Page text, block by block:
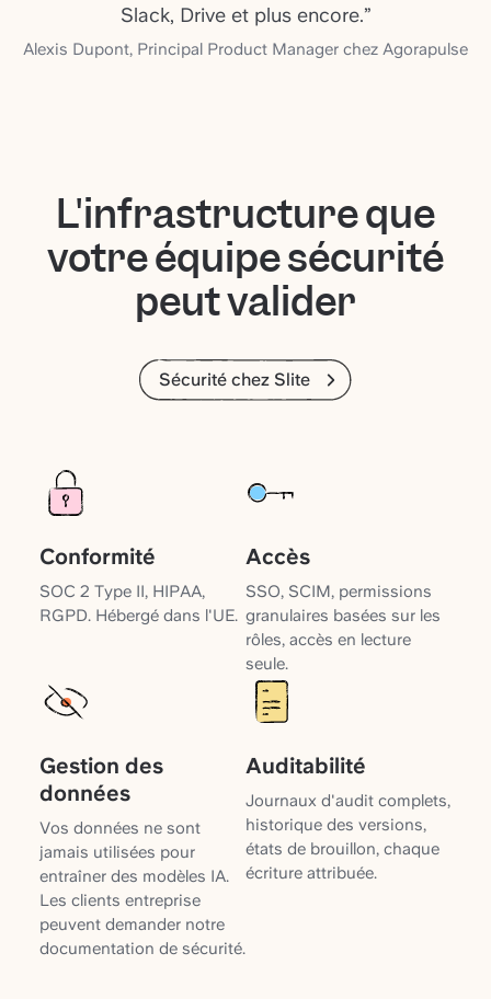
Slack, Drive et plus encore.”
Alexis Dupont, Principal Product Manager chez Agorapulse
L'infrastructure que
votre équipe sécurité
peut valider
Sécurité chez Slite
Conformité
SOC 2 Type II, HIPAA,
RGPD. Hébergé dans l'UE.
Accès
SSO, SCIM, permissions
granulaires basées sur les
rôles, accès en lecture
seule.
Gestion des
données
Vos données ne sont
jamais utilisées pour
entraîner des modèles IA.
Les clients entreprise
peuvent demander notre
documentation de sécurité.
Auditabilité
Journaux d'audit complets,
historique des versions,
états de brouillon, chaque
écriture attribuée.